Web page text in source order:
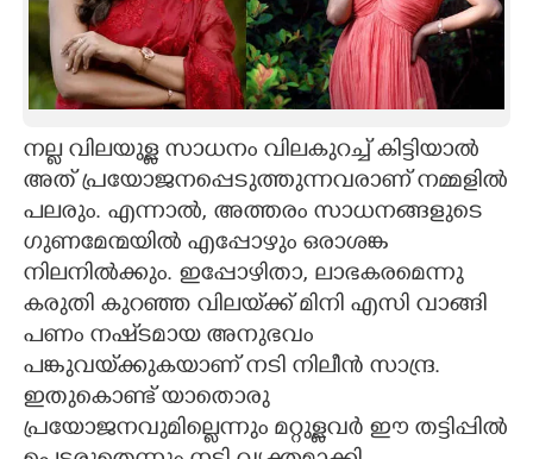
ART
ASTRO
CARTOONS
LITERATURE
ZOOM
CONTACT US
നല്ല വിലയുള്ള സാധനം വിലകുറച്ച് കിട്ടിയാൽ
അ‌ത് പ്രയോജനപ്പെടുത്തുന്നവരാണ് നമ്മളിൽ
പലരും. എന്നാൽ, അത്തരം സാധനങ്ങളുടെ
ഗുണമേന്മയിൽ എപ്പോഴും ഒരാശങ്ക
നിലനിൽക്കും. ഇപ്പോഴിതാ, ലാഭകരമെന്നു
കരുതി കുറഞ്ഞ വിലയ‌്‌ക്ക് മിനി എസി വാങ്ങി
പണം നഷ്‌ടമായ അനുഭവം
പങ്കുവയ്‌ക്കുകയാണ് നടി നിലീൻ സാന്ദ്ര.
ഇതുകൊണ്ട് യാതൊരു
പ്രയോജനവുമില്ലെന്നും മറ്റുള്ളവർ ഈ തട്ടിപ്പിൽ